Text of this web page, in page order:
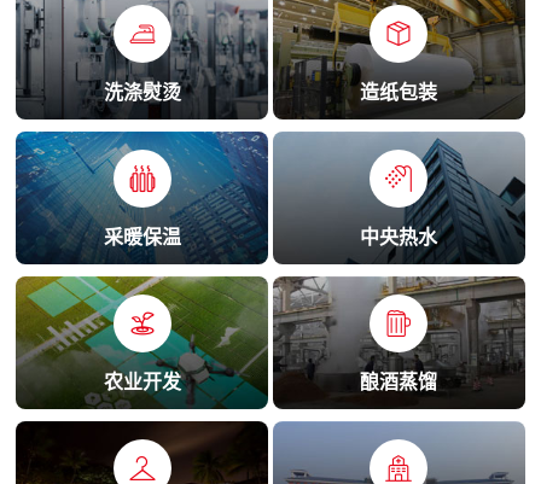
洗涤熨烫 造纸包装
采暖保温 中央热水
农业开发 酿酒蒸馏